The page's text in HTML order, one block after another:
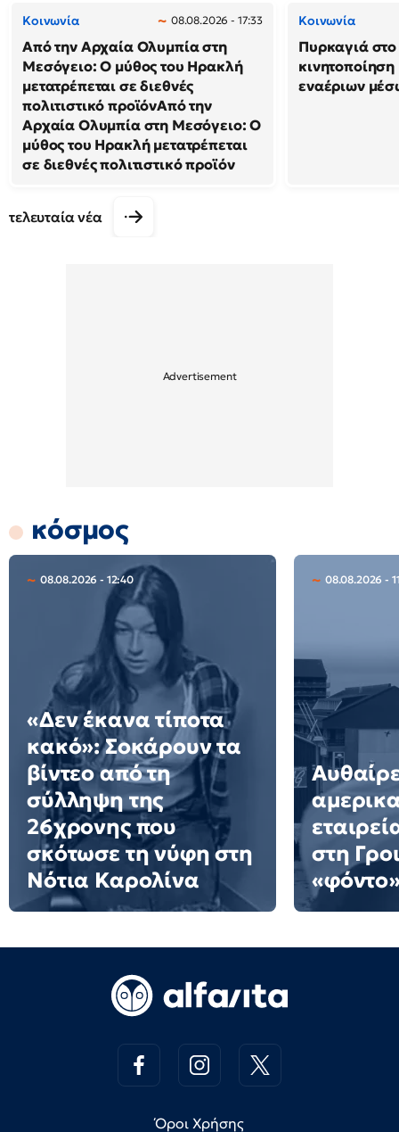
Κοινωνία 08.08.2026 - 17:33
Από την Αρχαία Ολυμπία στη
Μεσόγειο: Ο μύθος του Ηρακλή
μετατρέπεται σε διεθνές
πολιτιστικό προϊόνΑπό την
Αρχαία Ολυμπία στη Μεσόγειο: Ο
μύθος του Ηρακλή μετατρέπεται
σε διεθνές πολιτιστικό προϊόν
Κοινωνία
Πυρκαγιά
εναέριων
τελευταία νέα
κόσμος
08.08.2026 - 12:40
«Δεν έκανα τίποτα
κακό»: Σοκάρουν τα
βίντεο από τη
σύλληψη της
26χρονης που
σκότωσε τη νύφη στη
Νότια Καρολίνα
08.08.2026 -
στη
Όροι Χρήσης